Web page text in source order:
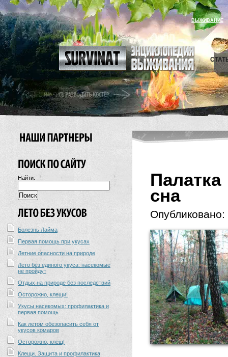
ВЫЖИВАНИЕ
Найти:
Болезнь Лайма
Первая помощь при укусах
Летние опасности на природе
Лето без единого укуса: насекомые
не пройдут
Отдых на природе без последствий
Осторожно, клещи!
Укусы насекомых: профилактика и
первая помощь
Как летом обезопасить себя от
укусов комаров
Осторожно, клещ!
Клещи. Защита и профилактика
сна
Опубликовано: